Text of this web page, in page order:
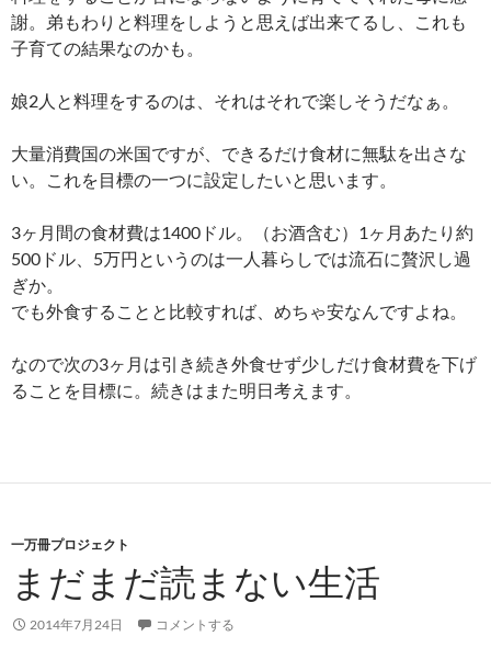
謝。弟もわりと料理をしようと思えば出来てるし、これも
子育ての結果なのかも。
娘2人と料理をするのは、それはそれで楽しそうだなぁ。
大量消費国の米国ですが、できるだけ食材に無駄を出さな
い。これを目標の一つに設定したいと思います。
3ヶ月間の食材費は1400ドル。（お酒含む）1ヶ月あたり約
500ドル、5万円というのは一人暮らしでは流石に贅沢し過
ぎか。
でも外食することと比較すれば、めちゃ安なんですよね。
なので次の3ヶ月は引き続き外食せず少しだけ食材費を下げ
ることを目標に。続きはまた明日考えます。
一万冊プロジェクト
まだまだ読まない生活
2014年7月24日 コメントする